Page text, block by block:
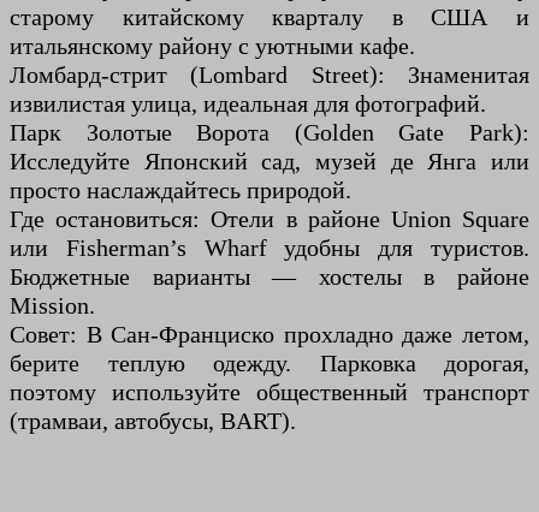
старому китайскому кварталу в США и
итальянскому району с уютными кафе.
Ломбард-стрит (Lombard Street): Знаменитая
извилистая улица, идеальная для фотографий.
Парк Золотые Ворота (Golden Gate Park):
Исследуйте Японский сад, музей де Янга или
просто наслаждайтесь природой.
Где остановиться: Отели в районе Union Square
или Fisherman’s Wharf удобны для туристов.
Бюджетные варианты — хостелы в районе
Mission.
Совет: В Сан-Франциско прохладно даже летом,
берите теплую одежду. Парковка дорогая,
поэтому используйте общественный транспорт
(трамваи, автобусы, BART).